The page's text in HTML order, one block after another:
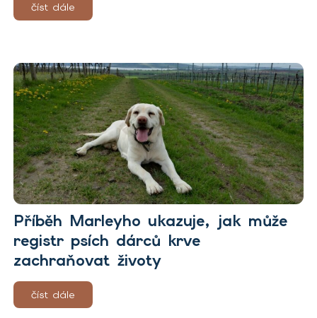
číst dále
Příběh Marleyho ukazuje, jak může
registr psích dárců krve
zachraňovat životy
číst dále